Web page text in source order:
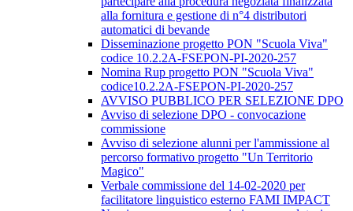
alla fornitura e gestione di n°4 distributori
automatici di bevande
Disseminazione progetto PON "Scuola Viva"
codice 10.2.2A-FSEPON-PI-2020-257
Nomina Rup progetto PON "Scuola Viva"
codice10.2.2A-FSEPON-PI-2020-257
AVVISO PUBBLICO PER SELEZIONE DPO
Avviso di selezione DPO - convocazione
commissione
Avviso di selezione alunni per l'ammissione al
percorso formativo progetto "Un Territorio
Magico"
Verbale commissione del 14-02-2020 per
facilitatore linguistico esterno FAMI IMPACT